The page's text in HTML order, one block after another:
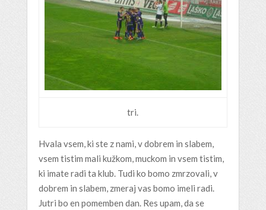
tri.
Hvala vsem, ki ste z nami, v dobrem in slabem,
vsem tistim mali kužkom, muckom in vsem tistim,
ki imate radi ta klub. Tudi ko bomo zmrzovali, v
dobrem in slabem, zmeraj vas bomo imeli radi.
Jutri bo en pomemben dan. Res upam, da se